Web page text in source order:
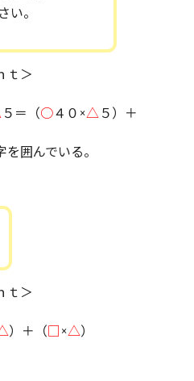
い。
ｔ＞
５＝（○４０×△ ５）＋
囲んでいる。
ｔ＞
）＋（ ×△）